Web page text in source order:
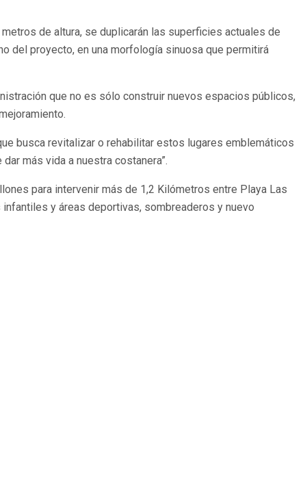
de altura, se duplicarán las superficies actuales de
del proyecto, en una morfología sinuosa que permitirá
que no es sólo construir nuevos espacios públicos,
busca revitalizar o rehabilitar estos lugares emblemáticos
más vida a nuestra costanera”.
para intervenir más de 1,2 Kilómetros entre Playa Las
y áreas deportivas, sombreaderos y nuevo